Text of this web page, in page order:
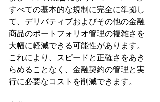
すべての基本的な規制に完全に準拠し
て、デリバティブおよびその他の金融
商品のポートフォリオ管理の複雑さを
大幅に軽減できる可能性があります。
これにより、スピードと正確さをあき
らめることなく、金融契約の管理と実
行に必要なコストを削減できます。